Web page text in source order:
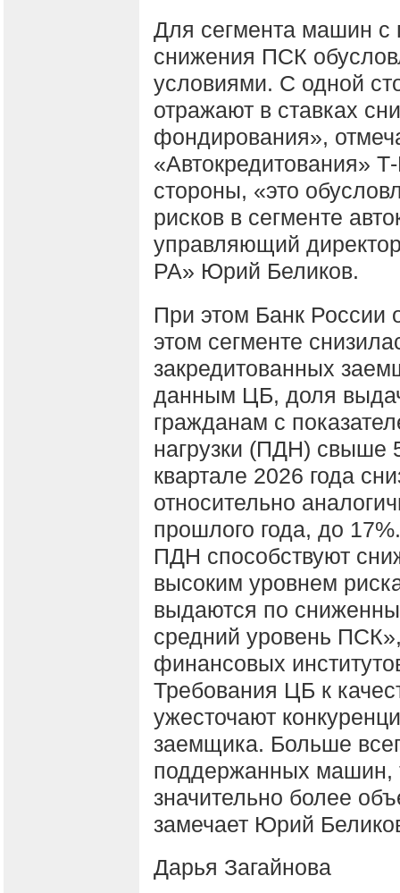
Для сегмента машин с
снижения ПСК
условиями. С одной
отражают в ставках
фондирования»,
«Автокредитования»
стороны, «это
рисков в сегменте
управляющий директор
РА» Юрий Беликов.
При этом Банк России
этом сегменте
закредитованных
данным ЦБ, доля
гражданам с
нагрузки (ПДН) свыше
квартале 2026 года
относительно
прошлого года, до
ПДН способствуют
высоким уровнем
выдаются по
средний уровень
финансовых
Требования ЦБ к
ужесточают
заемщика. Больше
поддержанных машин,
значительно более
замечает Юрий
Дарья Загайнова